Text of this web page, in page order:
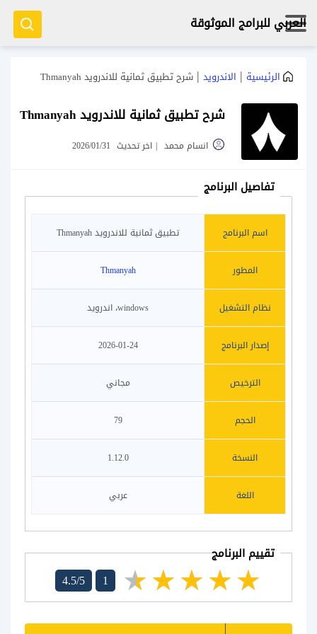
العربي للبرامج الموثوقة
الرئيسية | الاندرويد | شرح تطبيق ثمانية للاندرويد Thmanyah
شرح تطبيق ثمانية للاندرويد Thmanyah
انسام محمد | اخر تحديث 2026/01/31
تفاصيل البرنامج
اسم البرنامج تطبيق ثمانية للاندرويد Thmanyah
المطور Thmanyah
نظام التشغيل windows، اندرويد
إصدار البرنامج 2026-01-24
الترخيص مجاني
الحجم 79
النسخة 1.12.0
اللغة عربي
تقييم البرنامج
4.5/5 1